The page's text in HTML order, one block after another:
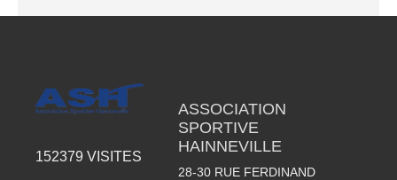
152379 VISITES
ASSOCIATION
SPORTIVE
HAINNEVILLE
28-30 RUE FERDINAND